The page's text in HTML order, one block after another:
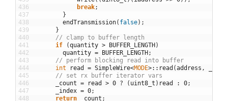
436
437
438
439
440
441
442
443
444
445
446
447
448
break;
}
endTransmission( false) ;
}
// clamp to buffer length
if
(quantity > BUFFER_LENGTH )
quantity = BUFFER_LENGTH ;
// perform blocking read into buffer
int
read = SimpleWire<MODE>:: read (address ,
// set rx buffer iterator vars
_count = read > 0 ? ( uint8_t ) read : 0;
_index = 0;
return
_count ;